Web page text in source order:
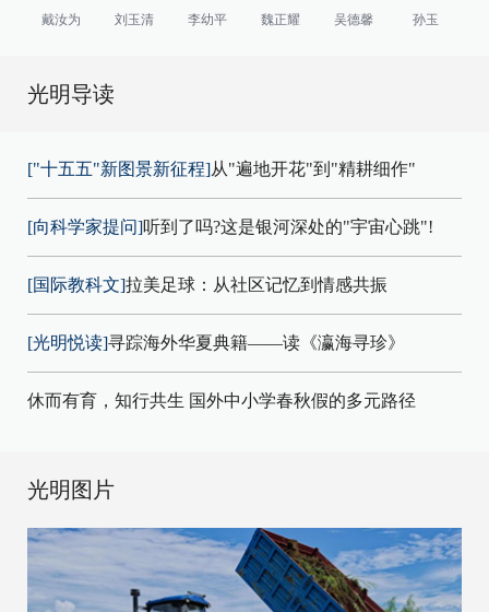
戴汝为
刘玉清 李幼平 魏正耀 吴德馨 孙玉
光明导读
["十五五"新图景新征程]从"遍地开花"到"精耕细作"
[向科学家提问]听到了吗?这是银河深处的"宇宙心跳"!
[国际教科文]拉美足球：从社区记忆到情感共振
[光明悦读]寻踪海外华夏典籍——读《瀛海寻珍》
休而有育，知行共生 国外中小学春秋假的多元路径
光明图片